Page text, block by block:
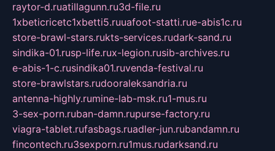
raytor-d.ruatillagunn.ru3d-file.ru
1xbeticricetc1xbetti5.ruuafoot-statti.rue-abis1c.ru
store-brawl-stars.rukts-services.rudark-sand.ru
sindika-01.rusp-life.rux-legion.rusib-archives.ru
e-abis-1-c.rusindika01.ruvenda-festival.ru
store-brawlstars.rudooraleksandria.ru
antenna-highly.rumine-lab-msk.ru1-mus.ru
3-sex-porn.ruban-damn.rupurse-factory.ru
viagra-tablet.rufasbags.ruadler-jun.rubandamn.ru
fincontech.ru3sexporn.ru1mus.rudarksand.ru